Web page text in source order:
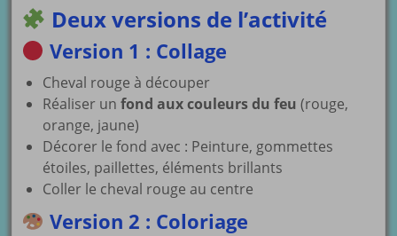
Deux versions de l’activité
Version 1 : Collage
Cheval rouge à découper
Réaliser unfond aux couleurs du feu (rouge,
orange, jaune)
Décorer le fond avec : Peinture, gommettes
étoiles, paillettes, éléments brillants
Coller le cheval rouge au centre
Version 2 : Coloriage